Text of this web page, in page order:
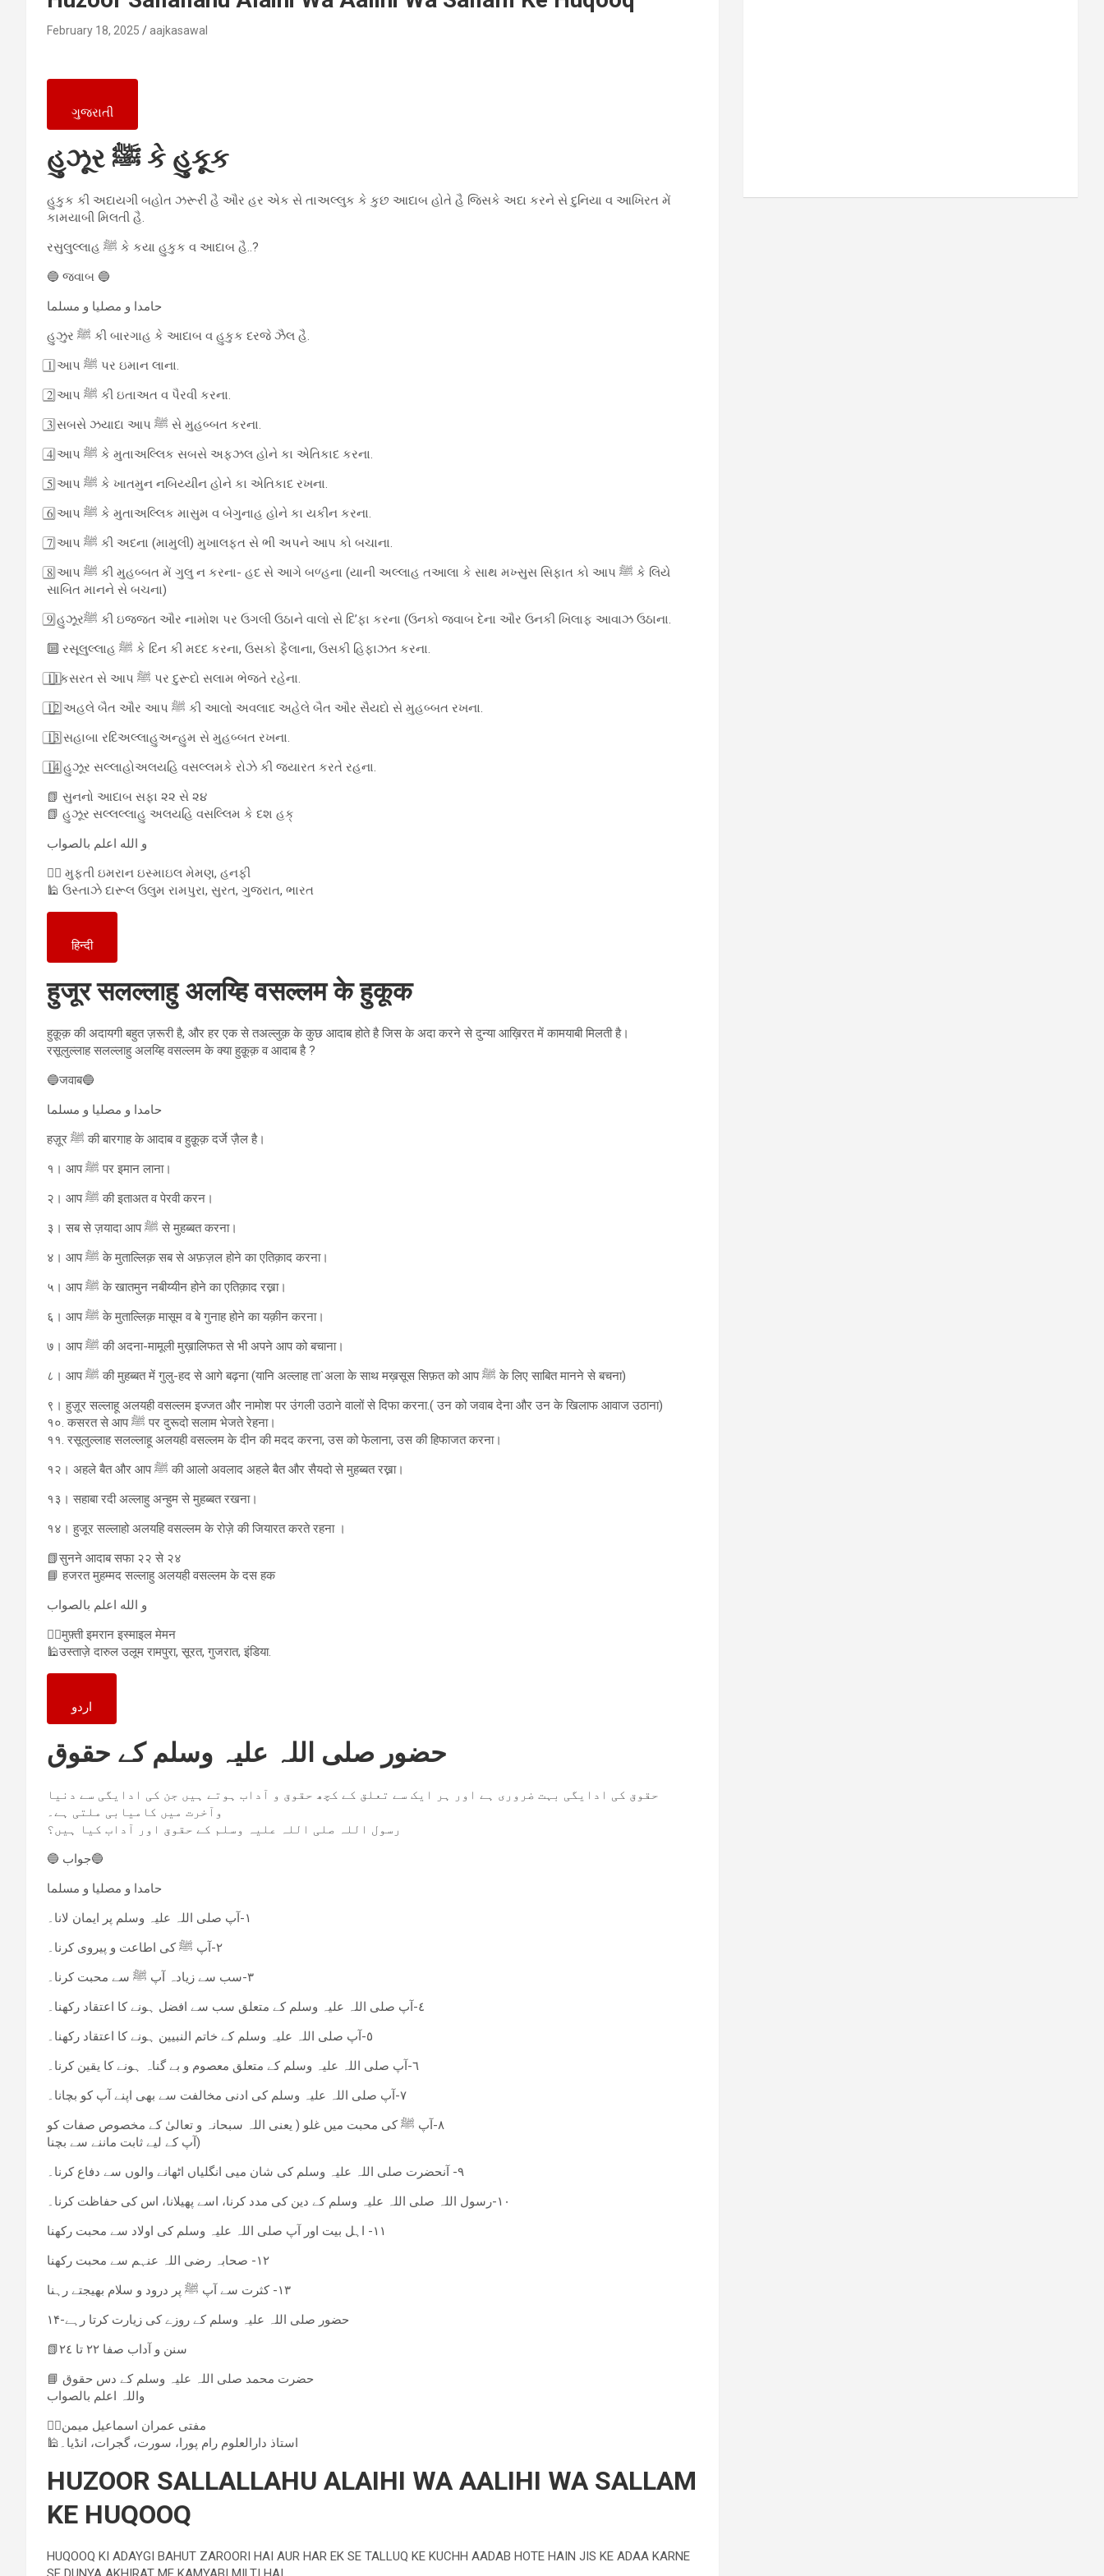
February 18, 2025 aajkasawal
ગુજરાતી
હુઝૂર ﷺ કે હુકૂક
હુકુક કી અદાયગી બહોત ઝરૂરી હૈ ઔર હર એક સે તાઅલ્લુક કે કુછ આદાબ હોતે હૈ જિસકે અદા કરને સે દુનિયા વ આખિરત મેં
કામયાબી મિલતી હૈ.
રસુલુલ્લાહ ﷺ કે કયા હુકુક વ આદાબ હૈ..?
🔵 જવાબ 🔵
حامدا و مصلیا و مسلما
હુઝુર ﷺ કી બારગાહ કે આદાબ વ હુકુક દરજે ઝૈલ હૈ.
1⃣ આપ ﷺ પર ઇમાન લાના.
2⃣ આપ ﷺ કી ઇતાઅત વ પૈરવી કરના.
3⃣ સબસે ઝયાદા આપ ﷺ સે મુહબ્બત કરના.
4⃣ આપ ﷺ કે મુતાઅલ્લિક સબસે અફઝલ હોને કા એતિકાદ કરના.
5⃣ આપ ﷺ કે ખાતમુન નબિય્યીન હોને કા એતિકાદ રખના.
6⃣ આપ ﷺ કે મુતાઅલ્લિક માસુમ વ બેગુનાહ હોને કા યકીન કરના.
7⃣ આપ ﷺ કી અદના (મામુલી) મુખાલફત સે ભી અપને આપ કો બચાના.
8⃣ આપ ﷺ કી મુહબ્બત મેં ગુલુ ન કરના- હદ સે આગે બળ્હના (યાની અલ્લાહ તઆલા કે સાથ મખ્સુસ સિફાત કો આપ ﷺ કે લિયે
સાબિત માનને સે બચના)
9⃣ હુઝૂરﷺ કી ઇજ્જત ઔર નામોશ પર ઉગલી ઉઠાને વાલો સે દિ’ફા કરના (ઉનકો જવાબ દેના ઔર ઉનકી ખિલાફ આવાઝ ઉઠાના.
🔟 રસૂલુલ્લાહ ﷺ કે દિન કી મદદ કરના, ઉસકો ફૈલાના‌, ઉસકી હિફાઝત કરના.
1⃣1⃣કસરત સે આપ ﷺ પર દુરૂદો સલામ ભેજતે રહેના.
1⃣2⃣ અહલે બૈત ઔર આપ ﷺ કી આલો અવલાદ અહેલે બૈત ઔર સૈયદો સે મુહબ્બત રખના.
1⃣3⃣ સહાબા રદિઅલ્લાહુઅન્હુમ સે મુહબ્બત રખના.
1⃣4⃣ હુઝૂર સલ્લાહોઅલયહિ વસલ્લમકે રોઝે કી જ્યારત કરતે રહના.
📗 સુનનો આદાબ સફા ૨૨ સે ૨૪
📗 હુઝૂર સલ્લલ્લાહુ અલયહિ વસલ્લિમ કે દશ હક્
و الله اعلم بالصواب
✍🏻 મુફતી ઇમરાન ઇસ્માઇલ મેમણ, હનફી
🕌 ઉસ્તાઝે દારૂલ ઉલુમ રામપુરા, સુરત, ગુજરાત, ભારત
हिन्दी
हुजूर सलल्लाहु अलय्हि वसल्लम के हुकूक
हुक़ूक़ की अदायगी बहुत ज़रूरी है, और हर एक से तअल्लुक़ के कुछ आदाब होते है जिस के अदा करने से दुन्या आख़िरत में कामयाबी मिलती है।
रसूलुल्लाह सलल्लाहु अलय्हि वसल्लम के क्या हुक़ूक़ व आदाब है ?
🔵जवाब🔵
حامدا و مصلیا و مسلما
हज़ूर ﷺ की बारगाह के आदाब व हुक़ूक़ दर्जे ज़ैल है।
१। आप ﷺ पर इमान लाना।
२। आप ﷺ की इताअत व पेरवी करन।
३। सब से ज़यादा आप ﷺ से मुहब्बत करना।
४। आप ﷺ के मुताल्लिक़ सब से अफ़ज़ल होने का एतिक़ाद करना।
५। आप ﷺ के खातमुन नबीय्यीन होने का एतिक़ाद रख्ना।
६। आप ﷺ के मुताल्लिक़ मासूम व बे गुनाह होने का यक़ीन करना।
७। आप ﷺ की अदना-मामूली मुख़ालिफत से भी अपने आप को बचाना।
८। आप ﷺ की मुहब्बत में गुलु-हद से आगे बढ़ना (यानि अल्लाह ता`अला के साथ मख़सूस सिफ़त को आप ﷺ के लिए साबित मानने से बचना)
९। हुज़ूर सल्लाहू अलयही वसल्लम इज्जत और नामोश पर उंगली उठाने वालों से दिफा करना.( उन को जवाब देना और उन के खिलाफ आवाज उठाना)
१०. कसरत से आप ﷺ पर दुरूदो सलाम भेजते रेहना।
११. रसूलुल्लाह सलल्लाहू अलयही वसल्लम के दीन की मदद करना, उस को फेलाना, उस की हिफाजत करना।
१२। अहले बैत और आप ﷺ की आलो अवलाद अहले बैत और सैयदो से मुहब्बत रख्ना।
१३। सहाबा रदी अल्लाहु अन्हुम से मुहब्बत रखना।
१४। हुजूर सल्लाहो अलयहि वसल्लम के रोज़े की जियारत करते रहना ।
📗सुनने आदाब सफा २२ से २४
📘 हजरत मुहम्मद सल्लाहु अलयही वसल्लम के दस हक
و الله اعلم بالصواب
✍🏻मुफ़्ती इमरान इस्माइल मेमन
🕌उस्ताज़े दारुल उलूम रामपुरा, सूरत, गुजरात, इंडिया.
اردو
حضور صلی اللہ علیہ وسلم کے حقوق
حقوق کی ادایگی بہت ضروری ہے اور ہر ایک سے تعلق کے کچھ حقوق و آداب ہوتے ہیں جن کی ادایگی سے دنیا
وآخرت میں کامیابی ملتی ہے۔
رسول اللہ صلی اللہ علیہ وسلم کے حقوق اور آداب کیا ہیں؟
🔵 جواب🔵
حامدا و مصلیا و مسلما
١-آپ صلی اللہ علیہ وسلم پر ایمان لانا۔
٢-آپ ﷺ کی اطاعت و پیروی کرنا۔
٣-سب سے زیادہ آپ ﷺ سے محبت کرنا۔
٤-آپ صلی اللہ علیہ وسلم کے متعلق سب سے افضل ہونے کا اعتقاد رکھنا۔
٥-آپ صلی اللہ علیہ وسلم کے خاتم النبیین ہونے کا اعتقاد رکھنا۔
٦-آپ صلی اللہ علیہ وسلم کے متعلق معصوم و بے گناہ ہونے کا یقین کرنا۔
٧-آپ صلی اللہ علیہ وسلم کی ادنی مخالفت سے بھی اپنے آپ کو بچانا۔
٨-آپ ﷺ کی محبت میں غلو ( یعنی اللہ سبحانہ و تعالیٰ کے مخصوص صفات کو
آپ کے لیے ثابت ماننے سے بچنا)
٩- آنحضرت صلی اللہ علیہ وسلم کی شان میی انگلیاں اٹھانے والوں سے دفاع کرنا۔
١٠-رسول اللہ صلی اللہ علیہ وسلم کے دین کی مدد کرنا، اسے پھیلانا، اس کی حفاظت کرنا۔
١١- اہل بیت اور آپ صلی اللہ علیہ وسلم کی اولاد سے محبت رکھنا
١٢- صحابہ رضی اللہ عنہم سے محبت رکھنا
١٣- کثرت سے آپ ﷺ پر درود و سلام بھیجتے رہنا
۱۴-حضور صلی اللہ علیہ وسلم کے روزے کی زیارت کرتا رہے
📗سنن و آداب صفا ٢٢ تا ٢٤
📘 حضرت محمد صلی اللہ علیہ وسلم کے دس حقوق
واللہ اعلم بالصواب
✍🏻مفتی عمران اسماعیل میمن
🕌استاذ دارالعلوم رام پورا، سورت، گجرات، انڈیا۔
HUZOOR SALLALLAHU ALAIHI WA AALIHI WA SALLAM
KE HUQOOQ
HUQOOQ KI ADAYGI BAHUT ZAROORI HAI AUR HAR EK SE TALLUQ KE KUCHH AADAB HOTE HAIN JIS KE ADAA KARNE